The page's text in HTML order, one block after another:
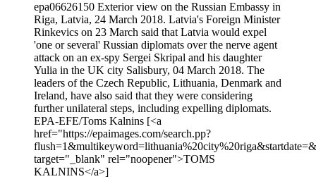
epa06626150 Exterior view on the Russian Embassy in
Riga, Latvia, 24 March 2018. Latvia's Foreign Minister
Rinkevics on 23 March said that Latvia would expel
'one or several' Russian diplomats over the nerve agent
attack on an ex-spy Sergei Skripal and his daughter
Yulia in the UK city Salisbury, 04 March 2018. The
leaders of the Czech Republic, Lithuania, Denmark and
Ireland, have also said that they were considering
further unilateral steps, including expelling diplomats.
EPA-EFE/Toms Kalnins [<a
href="https://epaimages.com/search.pp?
target="_blank" rel="noopener">TOMS
KALNINS</a>]